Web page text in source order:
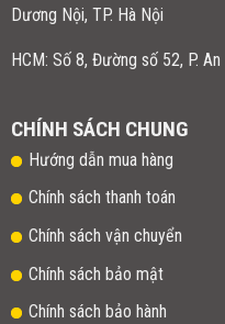
Dương Nội, TP. Hà Nội
HCM: Số 8, Đường số 52, P.
CHÍNH SÁCH CHUNG
Hướng dẫn mua hàng
Chính sách thanh toán
Chính sách vận chuyển
Chính sách bảo mật
Chính sách bảo hành